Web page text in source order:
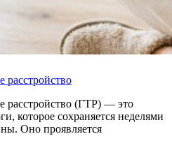
расстройство
расстройство (ГТР) — это
которое сохраняется неделями
Оно проявляется